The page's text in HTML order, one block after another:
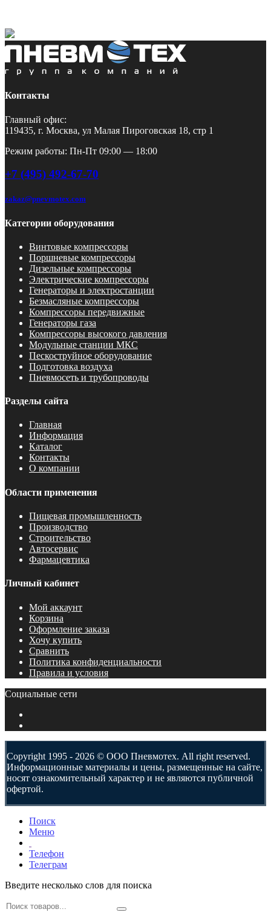
Контакты
Главный офис:
119435, г. Москва, ул Малая Пироговская 18, стр 1
Режим работы: Пн-Пт 09:00 — 18:00
+7 (495) 492-67-70
zakaz@pnevmotex.com
Категории оборудования
Винтовые компрессоры
Поршневые компрессоры
Дизельные компрессоры
Электрические компрессоры
Генераторы и электростанции
Безмасляные компрессоры
Компрессоры передвижные
Генераторы газа
Компрессоры высокого давления
Модульные станции МКС
Пескоструйное оборудование
Подготовка воздуха
Пневмосеть и трубопроводы
Разделы сайта
Главная
Информация
Каталог
Контакты
О компании
Области применения
Пищевая промышленность
Производство
Строительство
Автосервис
Фармацевтика
Личный кабинет
Мой аккаунт
Корзина
Оформление заказа
Хочу купить
Сравнить
Политика конфиденциальности
Правила и условия
Социальные сети
Copyright 1995 - 2026 © ООО Пневмотех. All right reserved.
Информационные материалы и цены, размещенные на сайте,
носят ознакомительный характер и не являются публичной
офертой.
Поиск
Меню
Телефон
Телеграм
Введите несколько слов для поиска